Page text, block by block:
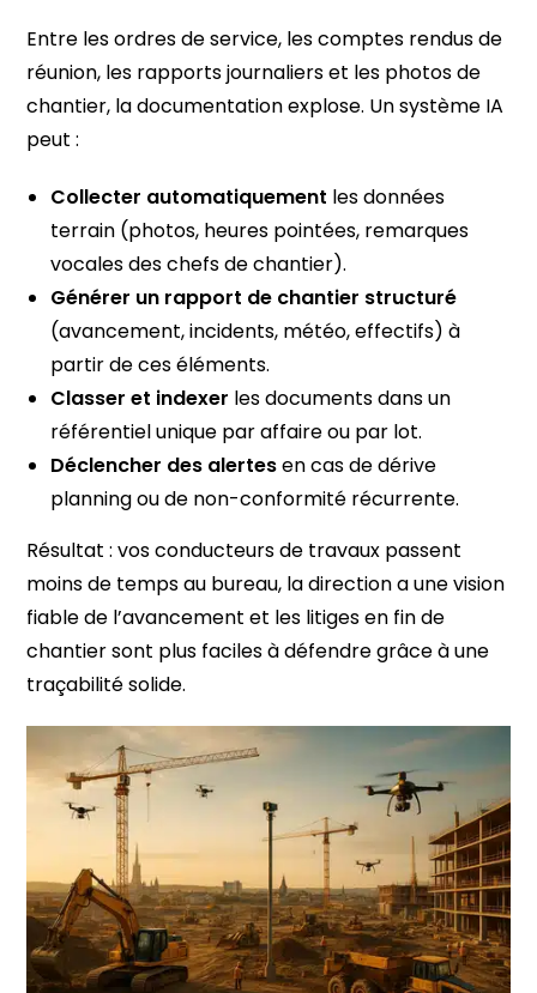
Entre les ordres de service, les comptes rendus de
réunion, les rapports journaliers et les photos de
chantier, la documentation explose. Un système IA
peut :
Collecter automatiquement les données
terrain (photos, heures pointées, remarques
vocales des chefs de chantier).
Générer un rapport de chantier structuré
(avancement, incidents, météo, effectifs) à
partir de ces éléments.
Classer et indexer les documents dans un
référentiel unique par affaire ou par lot.
Déclencher des alertesen cas de dérive
planning ou de non-conformité récurrente.
Résultat : vos conducteurs de travaux passent
moins de temps au bureau, la direction a une vision
fiable de l’avancement et les litiges en fin de
chantier sont plus faciles à défendre grâce à une
traçabilité solide.